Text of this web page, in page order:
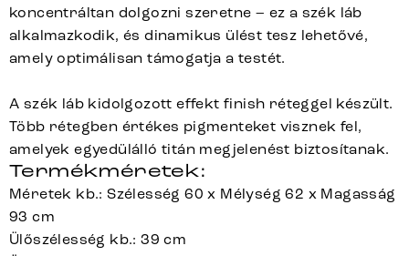
koncentráltan dolgozni szeretne – ez a szék láb
alkalmazkodik, és dinamikus ülést tesz lehetővé,
amely optimálisan támogatja a testét.
A szék láb kidolgozott effekt finish réteggel készült.
Több rétegben értékes pigmenteket visznek fel,
amelyek egyedülálló titán megjelenést biztosítanak.
Termékméretek:
Méretek kb.: Szélesség 60 x Mélység 62 x Magasság
93 cm
Ülőszélesség kb.: 39 cm